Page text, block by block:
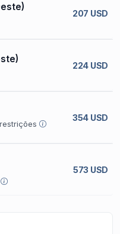
207 USD
224 USD
354 USD
573 USD